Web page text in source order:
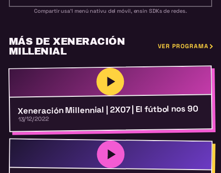
Compartir usa'l menú nativu del móvil, ensin SDKs de redes.
MÁS DE XENERACIÓN
MILLENIAL
VER PROGRAMA
Xeneración Millennial | 2X07 | El fútbol nos 90
13/12/2022